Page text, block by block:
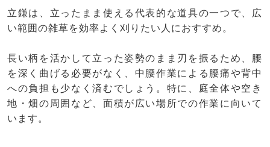
立鎌は、立ったまま使える代表的な道具の一つで、広
い範囲の雑草を効率よく刈りたい人におすすめ。
長い柄を活かして立った姿勢のまま刃を振るため、腰
を深く曲げる必要がなく、中腰作業による腰痛や背中
への負担も少なく済むでしょう。特に、庭全体や空き
地・畑の周囲など、面積が広い場所での作業に向いて
います。